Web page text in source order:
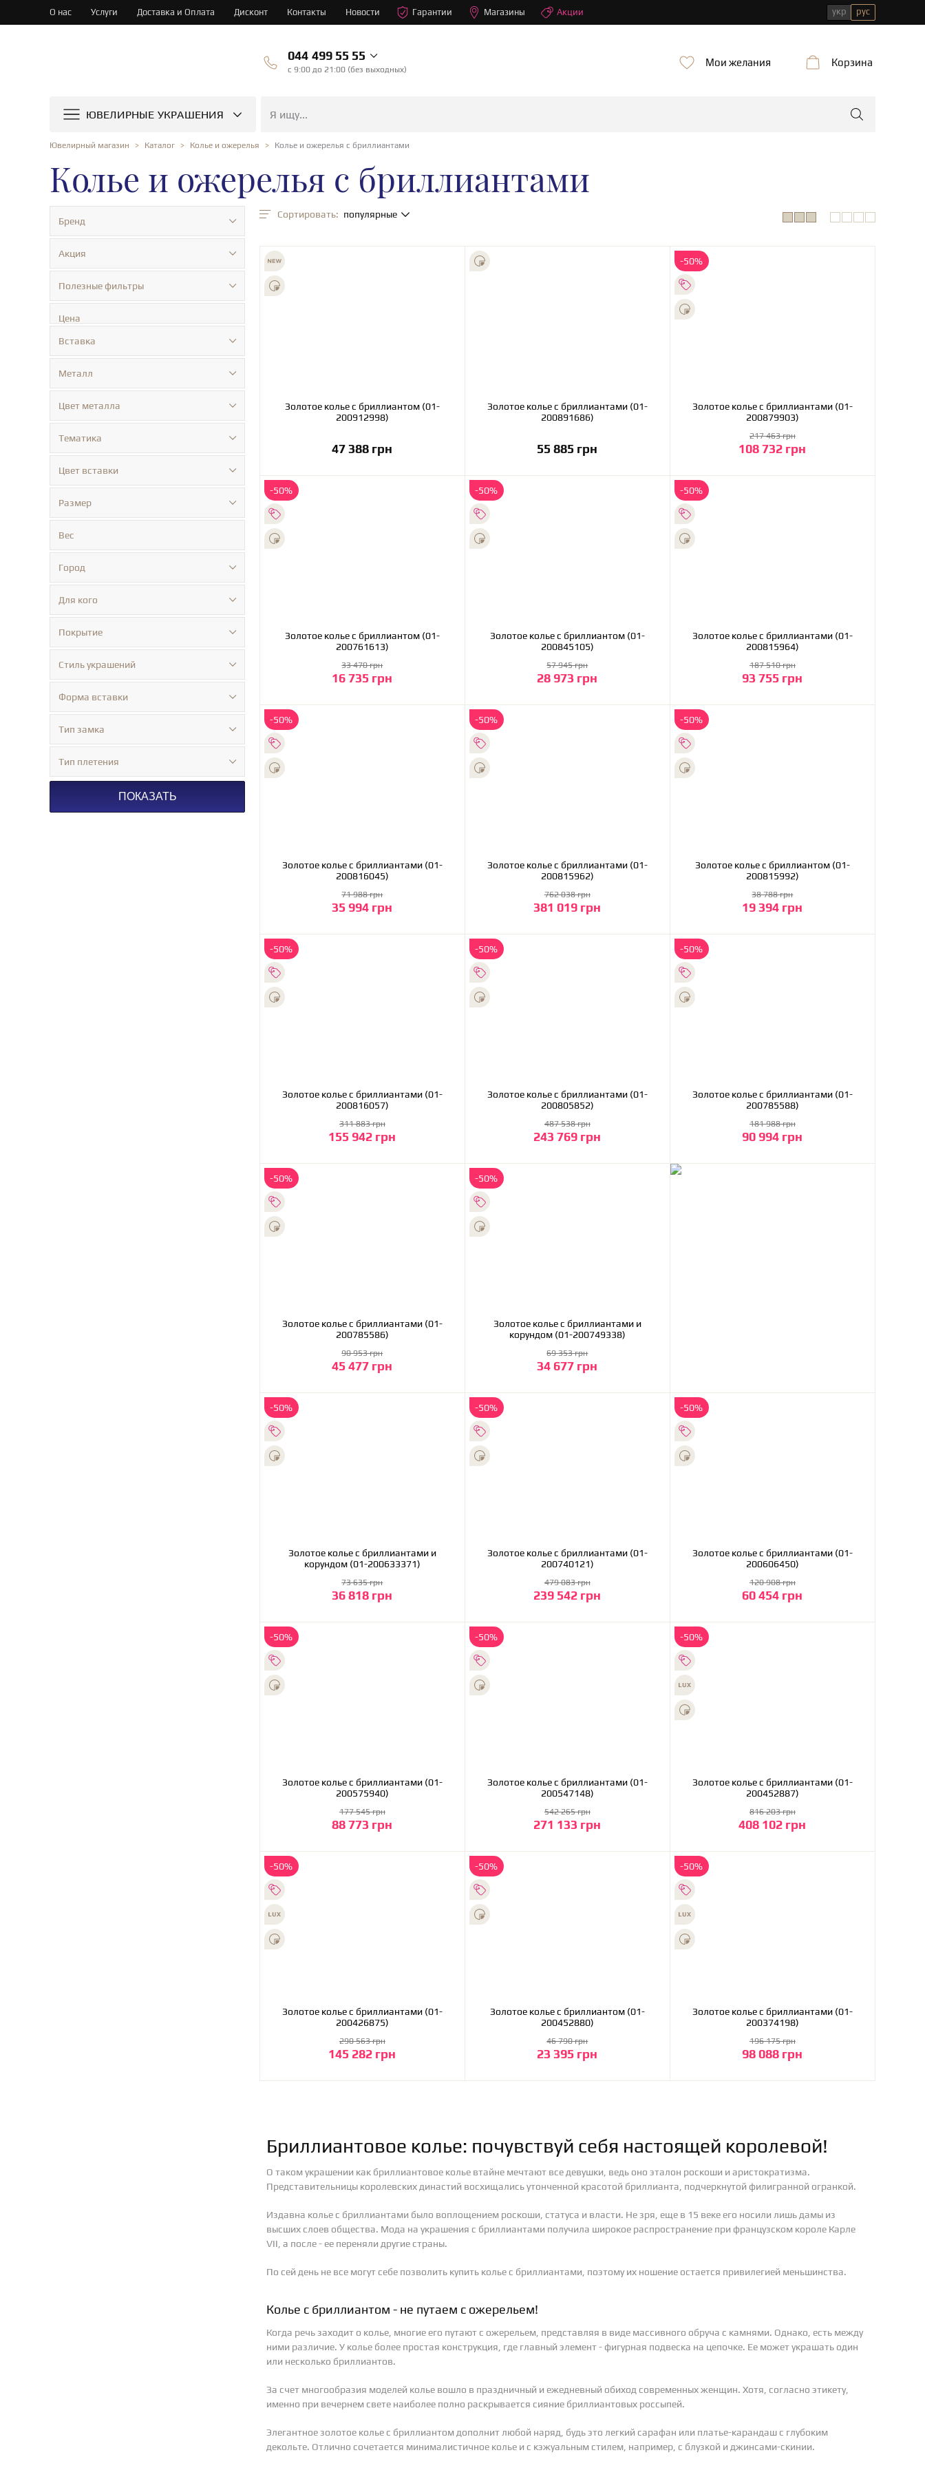
О нас Услуги Доставка и Оплата Дисконт Контакты Новости Гарантии Магазины Акции укр рус
044 499 55 55
c 9:00 до 21:00 (без выходных)
Мои желания Корзина
ЮВЕЛИРНЫЕ УКРАШЕНИЯ
Ювелирный магазин Каталог Колье и ожерелья Колье и ожерелья с бриллиантами
Колье и ожерелья с бриллиантами
Бренд
Акция
Полезные фильтры
Цена
Вставка
Металл
Цвет металла
Тематика
Цвет вставки
Размер
Вес
Город
Для кого
Покрытие
Стиль украшений
Форма вставки
Тип замка
Тип плетения
ПОКАЗАТЬ
Сортировать: популярные
Золотое колье с бриллиантом (01-
200912998)
47 388 грн
В корзину
Золотое колье с бриллиантами (01-
200891686)
55 885 грн
В корзину
-50%
Золотое колье с бриллиантами (01-
200879903)
108 732 грн
217 463 грн
В корзину
-50%
Золотое колье с бриллиантом (01-
200761613)
16 735 грн
33 470 грн
В корзину
-50%
Золотое колье с бриллиантом (01-
200845105)
28 973 грн
57 945 грн
В корзину
-50%
Золотое колье с бриллиантами (01-
200815964)
93 755 грн
187 510 грн
В корзину
-50%
Золотое колье с бриллиантами (01-
200816045)
35 994 грн
71 988 грн
В корзину
-50%
Золотое колье с бриллиантами (01-
200815962)
381 019 грн
762 038 грн
В корзину
-50%
Золотое колье с бриллиантом (01-
200815992)
19 394 грн
38 788 грн
В корзину
-50%
Золотое колье с бриллиантами (01-
200816057)
155 942 грн
311 883 грн
В корзину
-50%
Золотое колье с бриллиантами (01-
200805852)
243 769 грн
487 538 грн
В корзину
-50%
Золотое колье с бриллиантами (01-
200785588)
90 994 грн
181 988 грн
В корзину
-50%
Золотое колье с бриллиантами (01-
200785586)
45 477 грн
90 953 грн
В корзину
-50%
Золотое колье с бриллиантами и
корундом (01-200749338)
34 677 грн
69 353 грн
В корзину
-50%
Золотое колье с бриллиантами и
корундом (01-200633371)
36 818 грн
73 635 грн
В корзину
-50%
Золотое колье с бриллиантами (01-
200740121)
239 542 грн
479 083 грн
В корзину
-50%
Золотое колье с бриллиантами (01-
200606450)
60 454 грн
120 908 грн
В корзину
-50%
Золотое колье с бриллиантами (01-
200575940)
88 773 грн
177 545 грн
В корзину
-50%
Золотое колье с бриллиантами (01-
200547148)
271 133 грн
542 265 грн
В корзину
-50%
Золотое колье с бриллиантами (01-
200452887)
408 102 грн
816 203 грн
В корзину
-50%
Золотое колье с бриллиантами (01-
200426875)
145 282 грн
290 563 грн
В корзину
-50%
Золотое колье с бриллиантом (01-
200452880)
23 395 грн
46 790 грн
В корзину
-50%
Золотое колье с бриллиантами (01-
200374198)
98 088 грн
196 175 грн
В корзину
Бриллиантовое колье: почувствуй себя настоящей королевой!
О таком украшении как бриллиантовое колье втайне мечтают все девушки, ведь оно эталон роскоши и аристократизма.
Представительницы королевских династий восхищались утонченной красотой бриллианта, подчеркнутой филигранной огранкой.
Издавна колье с бриллиантами было воплощением роскоши, статуса и власти. Не зря, еще в 15 веке его носили лишь дамы из
высших слоев общества. Мода на украшения с бриллиантами получила широкое распространение при французском короле Карле
VII, а после - ее переняли другие страны.
По сей день не все могут себе позволить купить колье с бриллиантами, поэтому их ношение остается привилегией меньшинства.
Колье с бриллиантом - не путаем с ожерельем!
Когда речь заходит о колье, многие его путают с ожерельем, представляя в виде массивного обруча с камнями. Однако, есть между
ними различие. У колье более простая конструкция, где главный элемент - фигурная подвеска на цепочке. Ее может украшать один
или несколько бриллиантов.
За счет многообразия моделей колье вошло в праздничный и ежедневный обиход современных женщин. Хотя, согласно этикету,
именно при вечернем свете наиболее полно раскрывается сияние бриллиантовых россыпей.
Элегантное золотое колье с бриллиантом дополнит любой наряд, будь это легкий сарафан или платье-карандаш с глубоким
декольте. Отлично сочетается минималистичное колье и с кэжуальным стилем, например, с блузкой и джинсами-скинии.